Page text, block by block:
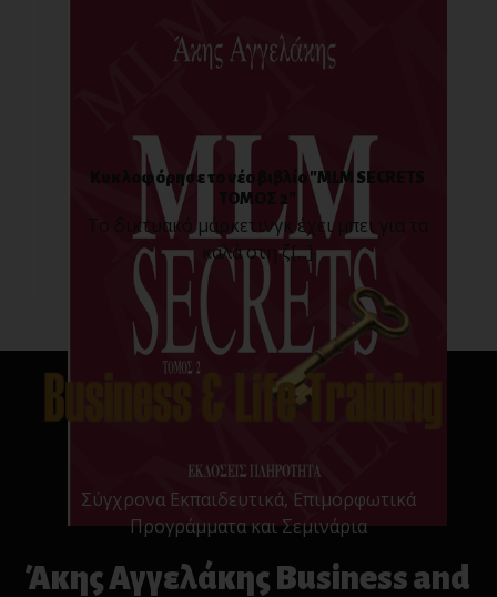
Κυκλοφόρησε το νέο βιβλίο "MLM SECRETS
ΤΟΜΟΣ 2"
Το δικτυακό μάρκετινγκ έχει μπει για τα
καλά στη ζ[...]
Σύγχρονα Εκπαιδευτικά, Επιμορφωτικά
Προγράμματα και Σεμινάρια
Άκης Αγγελάκης Business and